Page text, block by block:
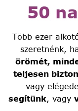
50
Több ezer
szeretnénk,
örömét,
teljesen
vagy
segítünk, vagy